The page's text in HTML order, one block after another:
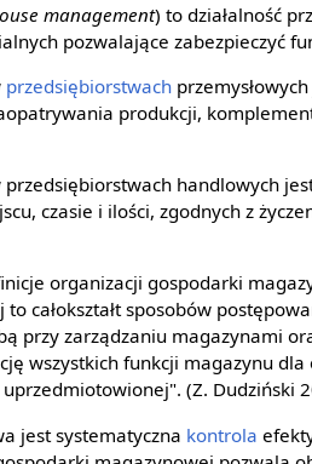
management) to działalność
pozwalające zabezpieczyć
przedsiębiorstwach
produkcji,
handlowych
czasie i ilości, zgodnych z
organizacji gospodarki
całokształt sposobów
przy zarządzaniu magazynami
wszystkich funkcji magazynu
(Z. Dudziński
jest systematyczna kontrola